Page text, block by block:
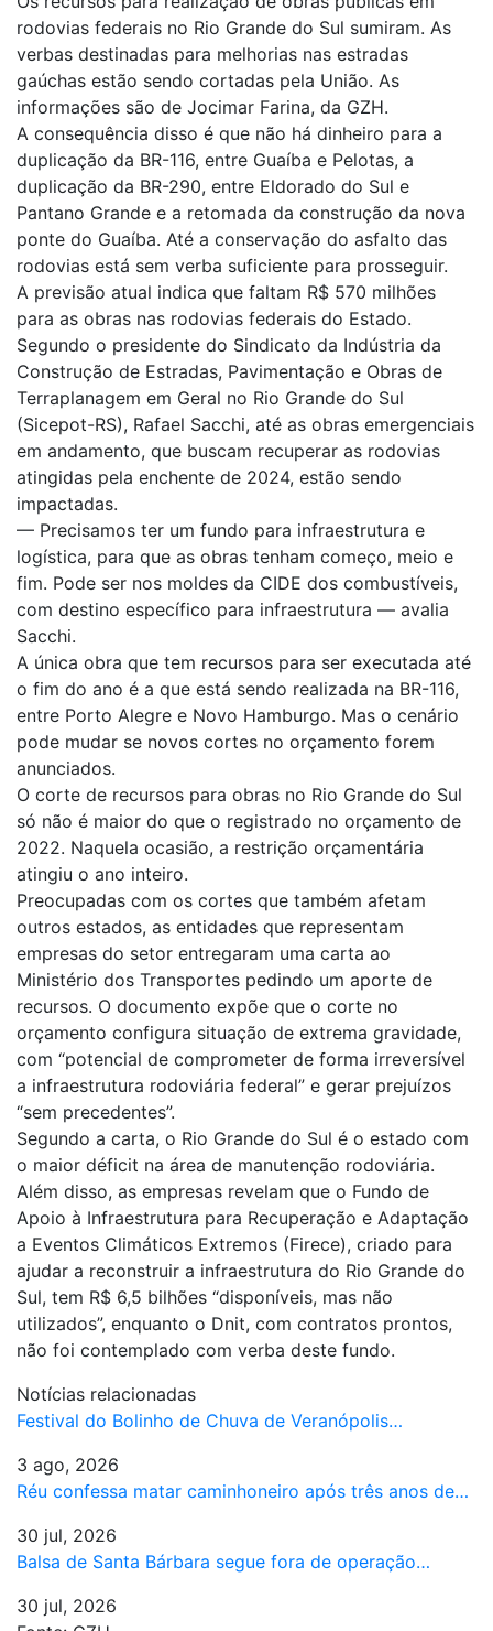
rodovias federais no Rio Grande do Sul sumiram. As
verbas destinadas para melhorias nas estradas
gaúchas estão sendo cortadas pela União. As
informações são de Jocimar Farina, da GZH.
A consequência disso é que não há dinheiro para a
duplicação da BR-116, entre Guaíba e Pelotas, a
duplicação da BR-290, entre Eldorado do Sul e
Pantano Grande e a retomada da construção da nova
ponte do Guaíba. Até a conservação do asfalto das
rodovias está sem verba suficiente para prosseguir.
A previsão atual indica que faltam R$ 570 milhões
para as obras nas rodovias federais do Estado.
Segundo o presidente do Sindicato da Indústria da
Construção de Estradas, Pavimentação e Obras de
Terraplanagem em Geral no Rio Grande do Sul
(Sicepot-RS), Rafael Sacchi, até as obras emergenciais
em andamento, que buscam recuperar as rodovias
atingidas pela enchente de 2024, estão sendo
impactadas.
— Precisamos ter um fundo para infraestrutura e
logística, para que as obras tenham começo, meio e
fim. Pode ser nos moldes da CIDE dos combustíveis,
com destino específico para infraestrutura — avalia
Sacchi.
A única obra que tem recursos para ser executada até
o fim do ano é a que está sendo realizada na BR-116,
entre Porto Alegre e Novo Hamburgo. Mas o cenário
pode mudar se novos cortes no orçamento forem
anunciados.
O corte de recursos para obras no Rio Grande do Sul
só não é maior do que o registrado no orçamento de
2022. Naquela ocasião, a restrição orçamentária
atingiu o ano inteiro.
Preocupadas com os cortes que também afetam
outros estados, as entidades que representam
empresas do setor entregaram uma carta ao
Ministério dos Transportes pedindo um aporte de
recursos. O documento expõe que o corte no
orçamento configura situação de extrema gravidade,
com “potencial de comprometer de forma irreversível
a infraestrutura rodoviária federal” e gerar prejuízos
“sem precedentes”.
Segundo a carta, o Rio Grande do Sul é o estado com
o maior déficit na área de manutenção rodoviária.
Além disso, as empresas revelam que o Fundo de
Apoio à Infraestrutura para Recuperação e Adaptação
a Eventos Climáticos Extremos (Firece), criado para
ajudar a reconstruir a infraestrutura do Rio Grande do
Sul, tem R$ 6,5 bilhões “disponíveis, mas não
utilizados”, enquanto o Dnit, com contratos prontos,
não foi contemplado com verba deste fundo.
Notícias relacionadas
Festival do Bolinho de Chuva de Veranópolis…
3 ago, 2026
Réu confessa matar caminhoneiro após três anos de…
30 jul, 2026
Balsa de Santa Bárbara segue fora de operação…
30 jul, 2026